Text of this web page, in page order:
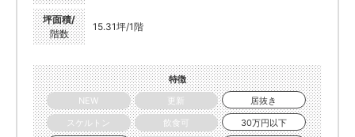
坪面積/
階数
15.31坪/1階
特徴
NEW
更新
居抜き
スケルトン
飲食可
30万円以下